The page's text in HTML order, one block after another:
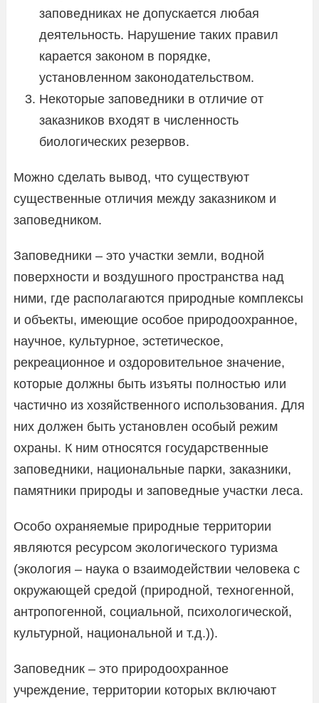
заповедниках не допускается любая
деятельность. Нарушение таких правил
карается законом в порядке,
установленном законодательством.
Некоторые заповедники в отличие от
заказников входят в численность
биологических резервов.
Можно сделать вывод, что существуют
существенные отличия между заказником и
заповедником.
Заповедники – это участки земли, водной
поверхности и воздушного пространства над
ними, где располагаются природные комплексы
и объекты, имеющие особое природоохранное,
научное, культурное, эстетическое,
рекреационное и оздоровительное значение,
которые должны быть изъяты полностью или
частично из хозяйственного использования. Для
них должен быть установлен особый режим
охраны. К ним относятся государственные
заповедники, национальные парки, заказники,
памятники природы и заповедные участки леса.
Особо охраняемые природные территории
являются ресурсом экологического туризма
(экология – наука о взаимодействии человека с
окружающей средой (природной, техногенной,
антропогенной, социальной, психологической,
культурной, национальной и т.д.)).
Заповедник – это природоохранное
учреждение, территории которых включают